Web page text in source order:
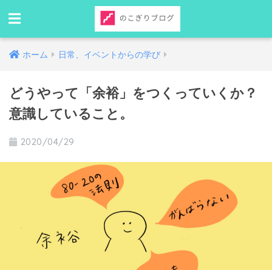
ホーム 日常、イベントからの学び
どうやって「余裕」をつくっていくか？
意識していること。
2020/04/29